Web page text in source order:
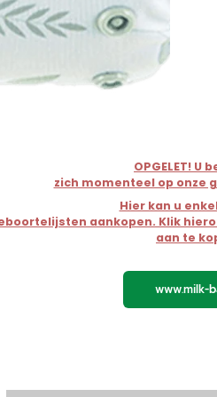
OPGELET! U
zich momenteel op onze
Hier kan u
aankopen. Klik
aan te
www.milk-